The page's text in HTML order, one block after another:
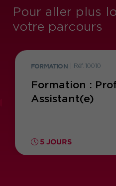
Pour aller plus
votre parcours
FORMATION Réf. 10010
Formation :
Assistant(e)
5 JOURS